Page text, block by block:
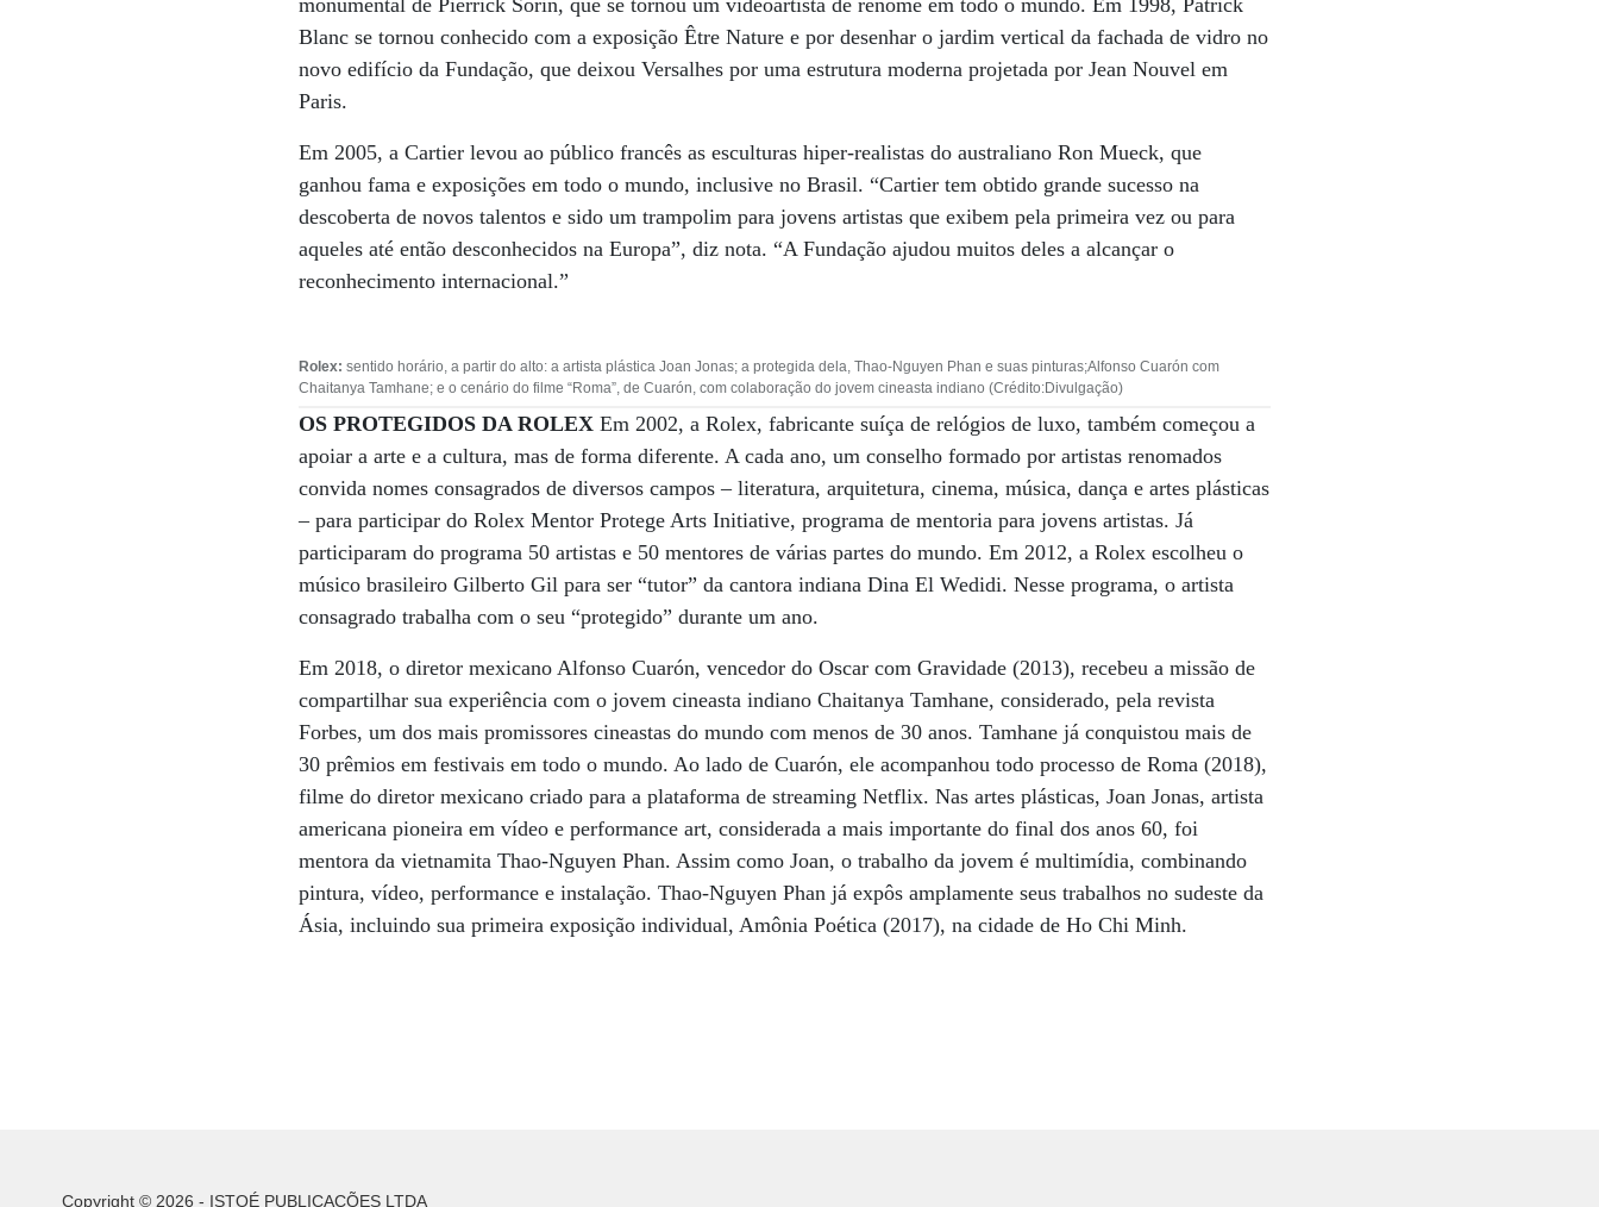
monumental de Pierrick Sorin, que se tornou um videoartista de renome em todo o mundo. Em 1998, Patrick
Blanc se tornou conhecido com a exposição Être Nature e por desenhar o jardim vertical da fachada de vidro no
novo edifício da Fundação, que deixou Versalhes por uma estrutura moderna projetada por Jean Nouvel em
Paris.
Em 2005, a Cartier levou ao público francês as esculturas hiper-realistas do australiano Ron Mueck, que
ganhou fama e exposições em todo o mundo, inclusive no Brasil. “Cartier tem obtido grande sucesso na
descoberta de novos talentos e sido um trampolim para jovens artistas que exibem pela primeira vez ou para
aqueles até então desconhecidos na Europa”, diz nota. “A Fundação ajudou muitos deles a alcançar o
reconhecimento internacional.”
Rolex: sentido horário, a partir do alto: a artista plástica Joan Jonas; a protegida dela, Thao-Nguyen Phan e suas pinturas;Alfonso Cuarón com
Chaitanya Tamhane; e o cenário do filme “Roma”, de Cuarón, com colaboração do jovem cineasta indiano (Crédito:Divulgação)
OS PROTEGIDOS DA ROLEX Em 2002, a Rolex, fabricante suíça de relógios de luxo, também começou a
apoiar a arte e a cultura, mas de forma diferente. A cada ano, um conselho formado por artistas renomados
convida nomes consagrados de diversos campos – literatura, arquitetura, cinema, música, dança e artes plásticas
– para participar do Rolex Mentor Protege Arts Initiative, programa de mentoria para jovens artistas. Já
participaram do programa 50 artistas e 50 mentores de várias partes do mundo. Em 2012, a Rolex escolheu o
músico brasileiro Gilberto Gil para ser “tutor” da cantora indiana Dina El Wedidi. Nesse programa, o artista
consagrado trabalha com o seu “protegido” durante um ano.
Em 2018, o diretor mexicano Alfonso Cuarón, vencedor do Oscar com Gravidade (2013), recebeu a missão de
compartilhar sua experiência com o jovem cineasta indiano Chaitanya Tamhane, considerado, pela revista
Forbes, um dos mais promissores cineastas do mundo com menos de 30 anos. Tamhane já conquistou mais de
30 prêmios em festivais em todo o mundo. Ao lado de Cuarón, ele acompanhou todo processo de Roma (2018),
filme do diretor mexicano criado para a plataforma de streaming Netflix. Nas artes plásticas, Joan Jonas, artista
americana pioneira em vídeo e performance art, considerada a mais importante do final dos anos 60, foi
mentora da vietnamita Thao-Nguyen Phan. Assim como Joan, o trabalho da jovem é multimídia, combinando
pintura, vídeo, performance e instalação. Thao-Nguyen Phan já expôs amplamente seus trabalhos no sudeste da
Ásia, incluindo sua primeira exposição individual, Amônia Poética (2017), na cidade de Ho Chi Minh.
Copyright © 2026 - ISTOÉ PUBLICAÇÕES LTDA